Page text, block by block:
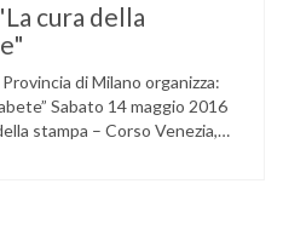
cura della
di Milano organizza:
Sabato 14 maggio 2016
stampa – Corso Venezia,